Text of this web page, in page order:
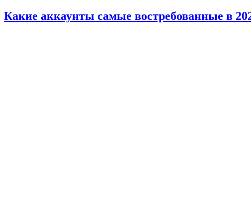
Какие аккаунты самые востребованные в